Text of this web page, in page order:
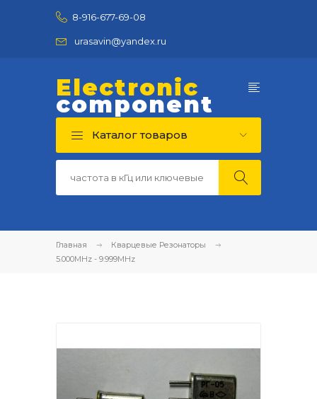
8-916-677-69-08
urasavin@yandex.ru
Electronic
component
Каталог товаров
Главная
Кварцевые Резонаторы
5.000MHz - 9.999MHz